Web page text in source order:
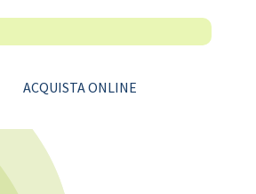
ACQUISTA ONLINE